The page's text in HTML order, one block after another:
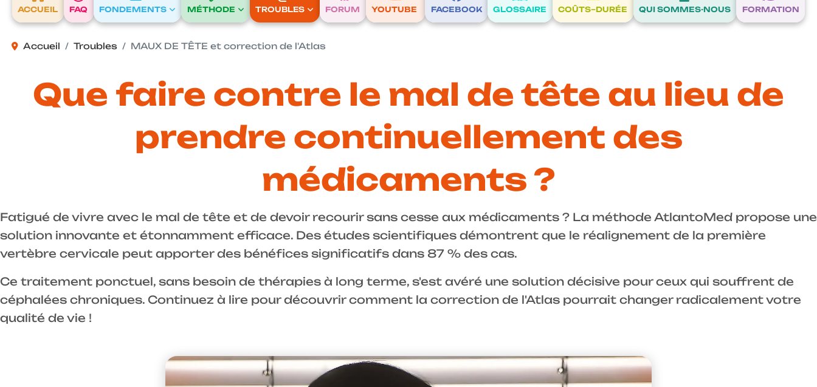
ACCUEIL FAQ FONDEMENTS MÉTHODE TROUBLES FORUM YOUTUBE FACEBOOK GLOSSAIRE COÛTS–DURÉE QUI SOMMES-NOUS FORMATION
Accueil Troubles MAUX DE TÊTE et correction de l'Atlas
Que faire contre le mal de tête au lieu de
prendre continuellement des
médicaments ?
Fatigué de vivre avec le mal de tête et de devoir recourir sans cesse aux médicaments ? La méthode AtlantoMed propose une
solution innovante et étonnamment efficace. Des études scientifiques démontrent que le réalignement de la première
vertèbre cervicale peut apporter des bénéfices significatifs dans 87 % des cas.
Ce traitement ponctuel, sans besoin de thérapies à long terme, s'est avéré une solution décisive pour ceux qui souffrent de
céphalées chroniques. Continuez à lire pour découvrir comment la correction de l'Atlas pourrait changer radicalement votre
qualité de vie !